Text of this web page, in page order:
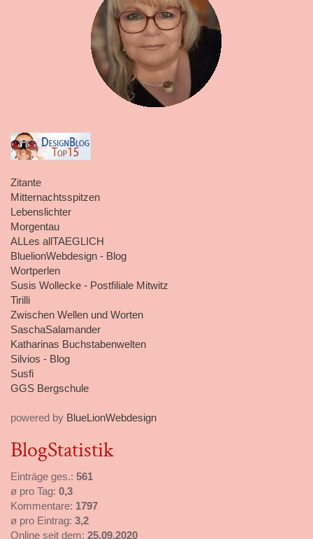
Zitante
Mitternachtsspitzen
Lebenslichter
Morgentau
ALLes allTAEGLICH
BluelionWebdesign - Blog
Wortperlen
Susis Wollecke - Postfiliale Mitwitz
Tirilli
Zwischen Wellen und Worten
SaschaSalamander
Katharinas Buchstabenwelten
Silvios - Blog
Susfi
GGS Bergschule
powered by BlueLionWebdesign
BlogStatistik
Einträge ges.: 561
ø pro Tag: 0,3
Kommentare: 1797
ø pro Eintrag: 3,2
Online seit dem: 25.09.2020